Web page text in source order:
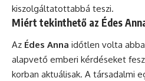
kiszolgáltatottabbá teszi.
Miért tekinthető az Édes
Az Édes Anna időtlen volta
alapvető emberi kérdéseket
korban aktuálisak. A társadalmi